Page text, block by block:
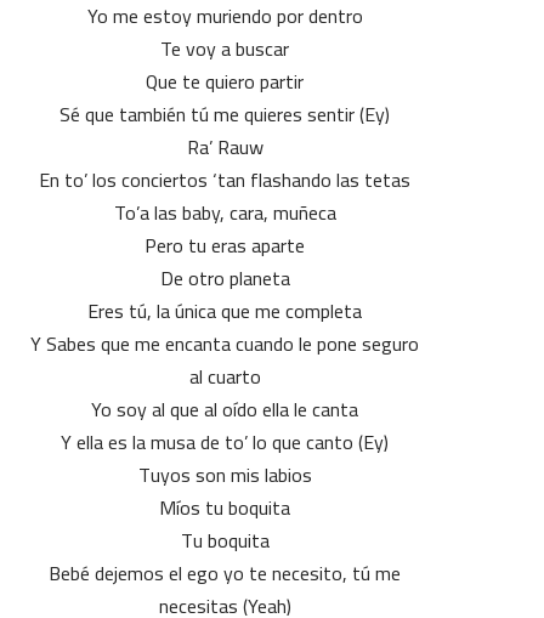
Yo me estoy muriendo por dentro
Te voy a buscar
Que te quiero partir
Sé que también tú me quieres sentir (Ey)
Ra’ Rauw
En to’ los conciertos ‘tan flashando las tetas
To’a las baby, cara, muñeca
Pero tu eras aparte
De otro planeta
Eres tú, la única que me completa
Y Sabes que me encanta cuando le pone seguro
al cuarto
Yo soy al que al oído ella le canta
Y ella es la musa de to’ lo que canto (Ey)
Tuyos son mis labios
Míos tu boquita
Tu boquita
Bebé dejemos el ego yo te necesito, tú me
necesitas (Yeah)